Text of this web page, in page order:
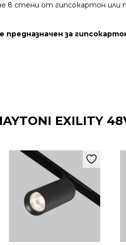
в стени от гипсокартон
за
EXILITY